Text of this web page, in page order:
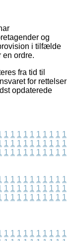
og
i tilfælde
en ordre.
fra tid til
for rettelser
opdaterede
1 1 1 1 1 1 1 1 1 1
1 1 1 1 1 1 1 1 1 1
1 1 1 1 1 1 1 1 1 1
1 1 1 1 1 1 1 1 1 1
1 1 1 1 1 1 1 1 1 1
1 1 1 1 1 1 1 1 1 1
1 1 1 1 1 1 1 1 1 1